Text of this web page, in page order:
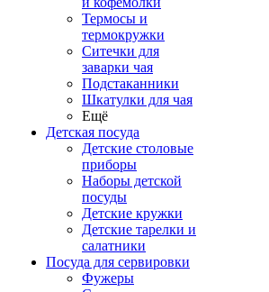
Термосы и
термокружки
Ситечки для
заварки чая
Подстаканники
Шкатулки для чая
Ещё
Детская посуда
Детские столовые
приборы
Наборы детской
посуды
Детские кружки
Детские тарелки и
салатники
Посуда для сервировки
Фужеры